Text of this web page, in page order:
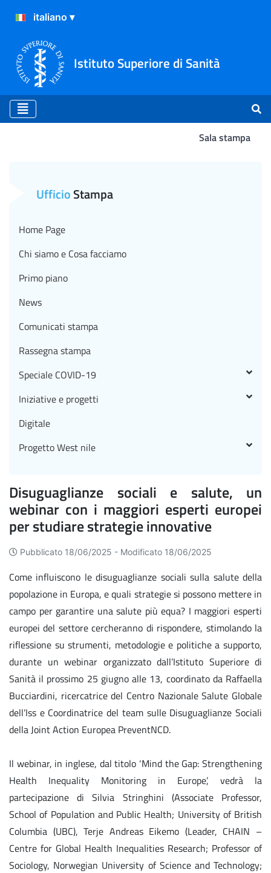
Istituto Superiore di Sanità
Sala stampa
Disuguaglianze sociali e salute, un
webinar con i maggiori esperti europei
per studiare strategie innovative
Pubblicato 18/06/2025 - Modificato 18/06/2025
Come influiscono le disuguaglianze sociali sulla salute della
popolazione in Europa, e quali strategie si possono mettere in
campo per garantire una salute più equa? I maggiori esperti
europei del settore cercheranno di rispondere, stimolando la
riflessione su strumenti, metodologie e politiche a supporto,
durante un webinar organizzato dall’Istituto Superiore di
Sanità il prossimo 25 giugno alle 13, coordinato da Raffaella
Bucciardini, ricercatrice del Centro Nazionale Salute Globale
dell’Iss e Coordinatrice del team sulle Disuguaglianze Sociali
della Joint Action Europea PreventNCD.
Il webinar, in inglese, dal titolo ‘Mind the Gap: Strengthening
Health Inequality Monitoring in Europe’, vedrà la
partecipazione di Silvia Stringhini (Associate Professor,
School of Population and Public Health; University of British
Columbia (UBC), Terje Andreas Eikemo (Leader, CHAIN –
Centre for Global Health Inequalities Research; Professor of
Sociology, Norwegian University of Science and Technology;
UfficioStampa
Home Page
Chi siamo e Cosa facciamo
Primo piano
News
Comunicati stampa
Rassegna stampa
Speciale COVID-19
Iniziative e progetti
Digitale
Progetto West nile